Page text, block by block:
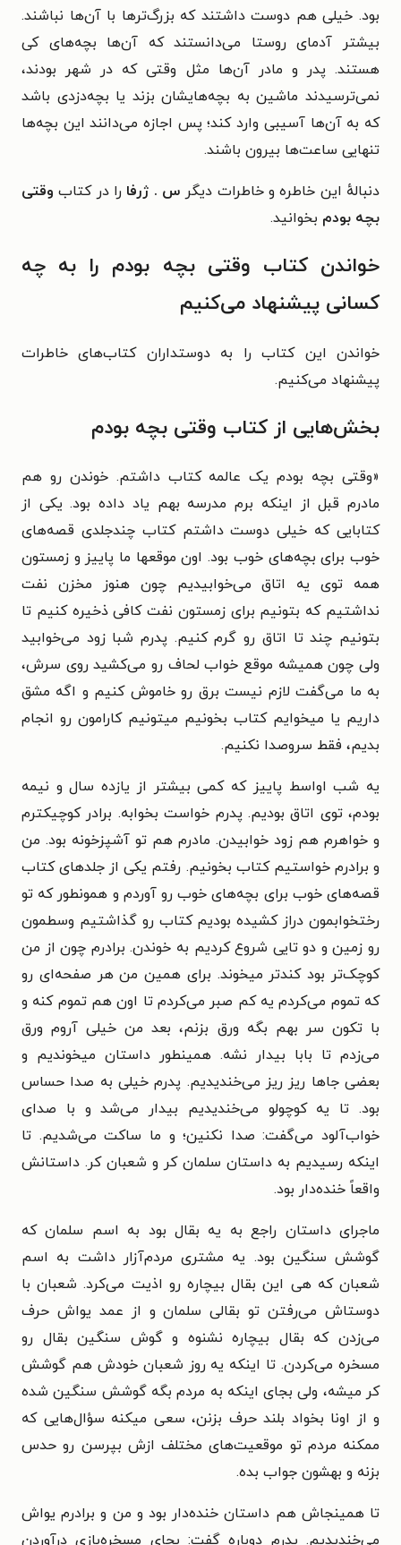
بود. خیلی هم دوست داشتند که بزرگ‌ترها با آن‌ها نباشند.
بیشتر آدمای روستا می‌دانستند که آن‌ها بچه‌های کی
هستند. پدر و مادر آن‌ها مثل وقتی که در شهر بودند،
نمی‌ترسیدند ماشین به بچه‌هایشان بزند یا بچه‌دزدی باشد
که به آن‌ها آسیبی وارد کند؛ پس اجازه می‌دانند این بچه‌ها
تنهایی ساعت‌ها بیرون باشند.
دنبالهٔ این خاطره و خاطرات دیگر س . ژرفا را در کتاب وقتی
بچه بودم بخوانید.
خواندن کتاب وقتی بچه بودم را به چه
کسانی پیشنهاد می‌کنیم
خواندن این کتاب را به دوستداران کتاب‌های خاطرات
پیشنهاد می‌کنیم.
بخش‌هایی از کتاب وقتی بچه بودم
«وقتی بچه بودم یک عالمه کتاب داشتم. خوندن رو هم
مادرم قبل از اینکه برم مدرسه بهم یاد داده بود. یکی از
کتابایی که خیلی دوست داشتم کتاب چندجلدی قصه‌های
خوب برای بچه‌های خوب بود. اون موقعها ما پاییز و زمستون
همه توی یه اتاق می‌خوابیدیم چون هنوز مخزن نفت
نداشتیم که بتونیم برای زمستون نفت کافی ذخیره کنیم تا
بتونیم چند تا اتاق رو گرم کنیم. پدرم شبا زود می‌خوابید
ولی چون همیشه موقع خواب لحاف رو می‌کشید روی سرش،
به ما می‌گفت لازم نیست برق رو خاموش کنیم و اگه مشق
داریم یا میخوایم کتاب بخونیم میتونیم کارامون رو انجام
بدیم، فقط سروصدا نکنیم.
یه شب اواسط پاییز که کمی بیشتر از یازده سال و نیمه
بودم، توی اتاق بودیم. پدرم خواست بخوابه. برادر کوچیکترم
و خواهرم هم زود خوابیدن. مادرم هم تو آشپزخونه بود. من
و برادرم خواستیم کتاب بخونیم. رفتم یکی از جلدهای کتاب
قصه‌های خوب برای بچه‌های خوب رو آوردم و همونطور که تو
رختخوابمون دراز کشیده بودیم کتاب رو گذاشتیم وسطمون
رو زمین و دو تایی شروع کردیم به خوندن. برادرم چون از من
کوچک‌تر بود کندتر میخوند. برای همین من هر صفحه‌ای رو
که تموم می‌کردم یه کم صبر می‌کردم تا اون هم تموم کنه و
با تکون سر بهم بگه ورق بزنم، بعد من خیلی آروم ورق
می‌زدم تا بابا بیدار نشه. همینطور داستان میخوندیم و
بعضی جاها ریز ریز می‌خندیدیم. پدرم خیلی به صدا حساس
بود. تا یه کوچولو می‌خندیدیم بیدار می‌شد و با صدای
خواب‌آلود می‌گفت: صدا نکنین؛ و ما ساکت می‌شدیم. تا
اینکه رسیدیم به داستان سلمان کر و شعبان کر. داستانش
واقعاً خنده‌دار بود.
ماجرای داستان راجع به یه بقال بود به اسم سلمان که
گوشش سنگین بود. یه مشتری مردم‌آزار داشت به اسم
شعبان که هی این بقال بیچاره رو اذیت می‌کرد. شعبان با
دوستاش می‌رفتن تو بقالی سلمان و از عمد یواش حرف
می‌زدن که بقال بیچاره نشنوه و گوش سنگین بقال رو
مسخره می‌کردن. تا اینکه یه روز شعبان خودش هم گوشش
کر میشه، ولی بجای اینکه به مردم بگه گوشش سنگین شده
و از اونا بخواد بلند حرف بزنن، سعی میکنه سؤال‌هایی که
ممکنه مردم تو موقعیت‌های مختلف ازش بپرسن رو حدس
بزنه و بهشون جواب بده.
تا همینجاش هم داستان خنده‌دار بود و من و برادرم یواش
می‌خندیدیم. پدرم دوباره گفت: بجای مسخره‌بازی درآوردن